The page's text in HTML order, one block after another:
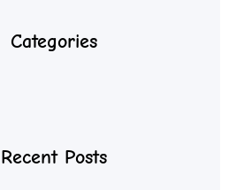
Categories
Recent Posts